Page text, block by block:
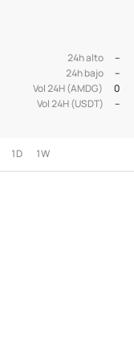
24h alto
--
24h bajo
--
Vol 24H (AMDG)
0
Vol 24H (USDT)
--
1D 1W